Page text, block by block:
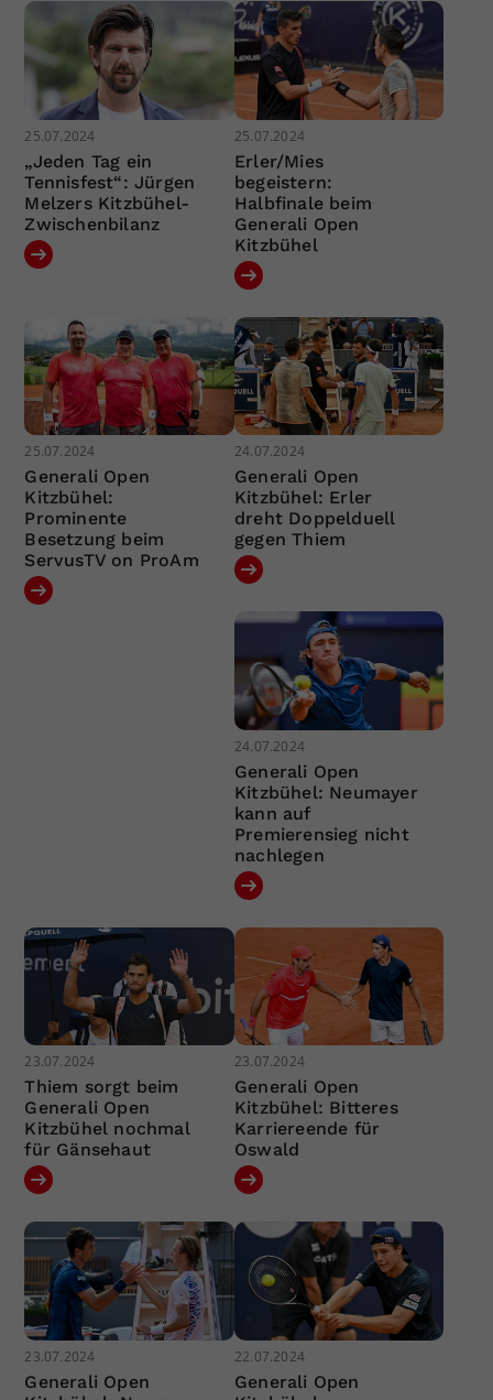
25.07.2024
„Jeden Tag ein
Tennisfest“: Jürgen
Melzers Kitzbühel-
Zwischenbilanz
25.07.2024
Erler/Mies
begeistern:
Halbfinale beim
Generali Open
Kitzbühel
25.07.2024
Generali Open
Kitzbühel:
Prominente
Besetzung beim
ServusTV on ProAm
24.07.2024
Generali Open
Kitzbühel: Erler
dreht Doppelduell
gegen Thiem
24.07.2024
Generali Open
Kitzbühel: Neumayer
kann auf
Premierensieg nicht
nachlegen
23.07.2024
Thiem sorgt beim
Generali Open
Kitzbühel nochmal
für Gänsehaut
23.07.2024
Generali Open
Kitzbühel: Bitteres
Karriereende für
Oswald
23.07.2024
Generali Open
22.07.2024
Generali Open